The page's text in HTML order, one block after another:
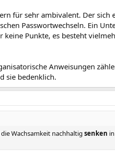
für sehr ambivalent. Der sich
Passwortwechseln. Ein
keine Punkte, es besteht
Anweisungen
sie bedenklich.
Wachsamkeit nachhaltig senken